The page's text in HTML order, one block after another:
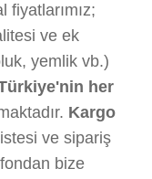
fiyatlarımız;
ve ek
yemlik vb.)
her
Kargo
ve sipariş
bize